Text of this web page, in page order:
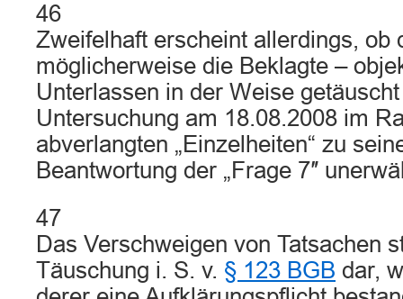
46
Zweifelhaft erscheint allerdings, ob
möglicherweise die Beklagte –
Unterlassen in der Weise
Untersuchung am 18.08.2008 im
abverlangten „Einzelheiten“ zu
Beantwortung der „Frage 7″
47
Das Verschweigen von Tatsachen
Täuschung i. S. v. § 123 BGB dar,